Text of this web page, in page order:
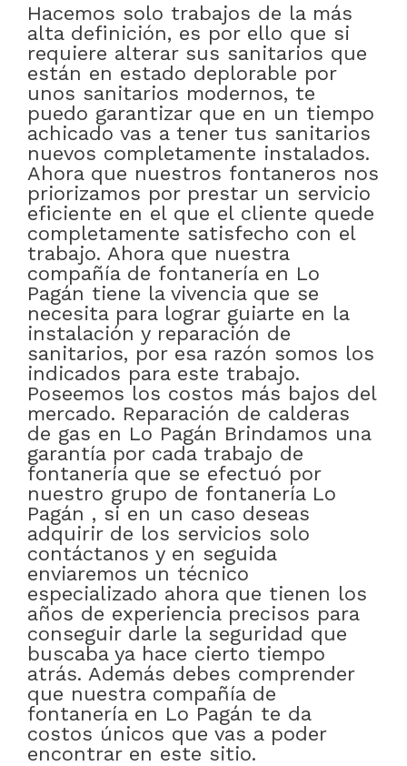
Hacemos solo trabajos de la más
alta definición, es por ello que si
requiere alterar sus sanitarios que
están en estado deplorable por
unos sanitarios modernos, te
puedo garantizar que en un tiempo
achicado vas a tener tus sanitarios
nuevos completamente instalados.
Ahora que nuestros fontaneros nos
priorizamos por prestar un servicio
eficiente en el que el cliente quede
completamente satisfecho con el
trabajo. Ahora que nuestra
compañía de fontanería en Lo
Pagán tiene la vivencia que se
necesita para lograr guiarte en la
instalación y reparación de
sanitarios, por esa razón somos los
indicados para este trabajo.
Poseemos los costos más bajos del
mercado. Reparación de calderas
de gas en Lo Pagán Brindamos una
garantía por cada trabajo de
fontanería que se efectuó por
nuestro grupo de fontanería Lo
Pagán , si en un caso deseas
adquirir de los servicios solo
contáctanos y en seguida
enviaremos un técnico
especializado ahora que tienen los
años de experiencia precisos para
conseguir darle la seguridad que
buscaba ya hace cierto tiempo
atrás. Además debes comprender
que nuestra compañía de
fontanería en Lo Pagán te da
costos únicos que vas a poder
encontrar en este sitio.